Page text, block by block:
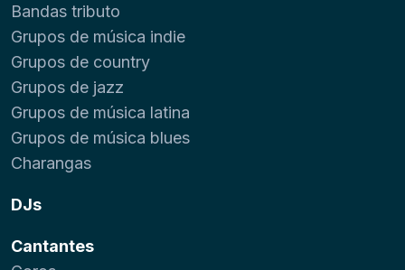
Bandas tributo
Grupos de música indie
Grupos de country
Grupos de jazz
Grupos de música latina
Grupos de música blues
Charangas
DJs
Cantantes